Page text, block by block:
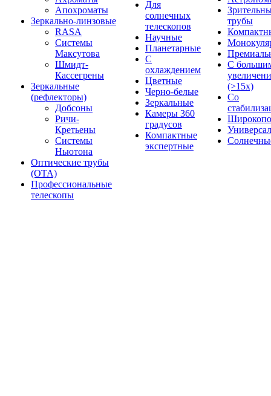
Апохроматы
Зеркально-линзовые
RASA
Системы
Максутова
Шмидт-
Кассегрены
Зеркальные
(рефлекторы)
Добсоны
Ричи-
Кретьены
Системы
Ньютона
Оптические трубы
(OTA)
Профессиональные
телескопы
Для
солнечных
телескопов
Научные
Планетарные
С
охлаждением
Цветные
Черно-белые
Зеркальные
Камеры 360
градусов
Компактные
экспертные
трубы
С
(>15x)
Со